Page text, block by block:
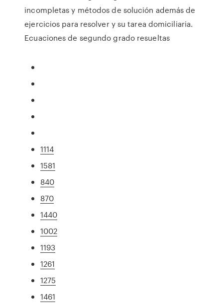
incompletas y métodos de solución además de
ejercicios para resolver y su tarea domiciliaria.
Ecuaciones de segundo grado resueltas
1114
1581
840
870
1440
1002
1193
1261
1275
1461